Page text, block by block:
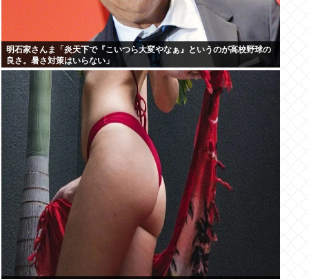
明石家さんま「炎天下で『こいつら大変やなぁ』というのが高校野球の
良さ。暑さ対策はいらない」